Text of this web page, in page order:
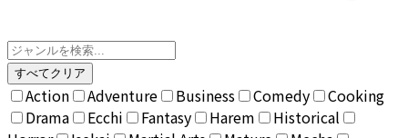
すべてクリア
Action Adventure Business Comedy
Cooking
Drama
Ecchi Fantasy Harem
Historical